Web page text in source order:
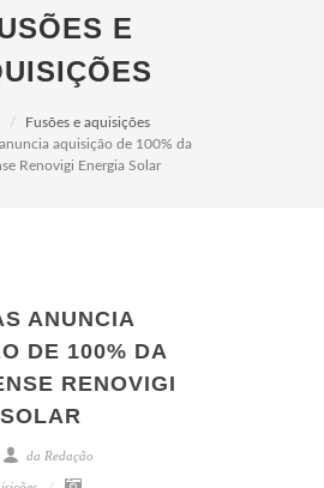
E
Fusões e aquisições
aquisição de 100% da
Renovigi Energia Solar
ANUNCIA
DE 100% DA
RENOVIGI
da Redação